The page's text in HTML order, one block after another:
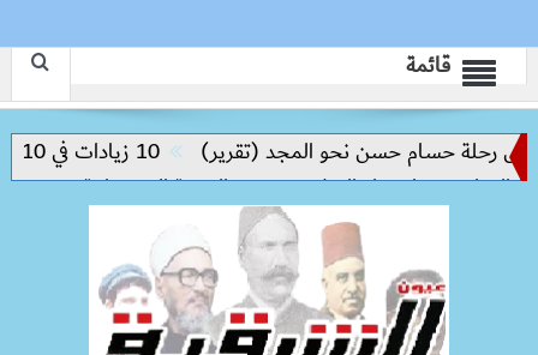
قائمة
رحلة حسام حسن نحو المجد (تقرير)
10 زيادات في 10 سنوات.. هل حان الوقت لرفع دعم البنزين نهائيا؟
مفتاح بناء السلام وتحقيق التنمية المستدامة